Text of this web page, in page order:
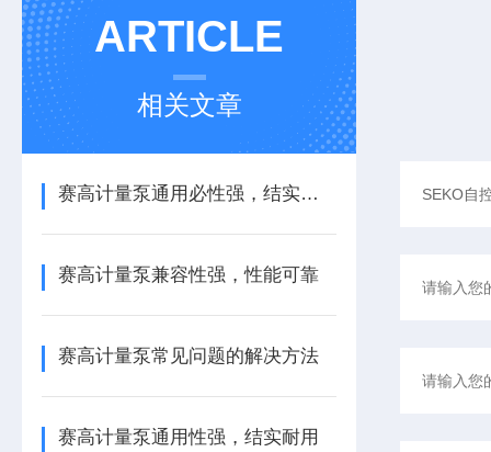
ARTICLE
相关文章
赛高计量泵通用必性强，结实耐用
赛高计量泵兼容性强，性能可靠
赛高计量泵常见问题的解决方法
赛高计量泵通用性强，结实耐用